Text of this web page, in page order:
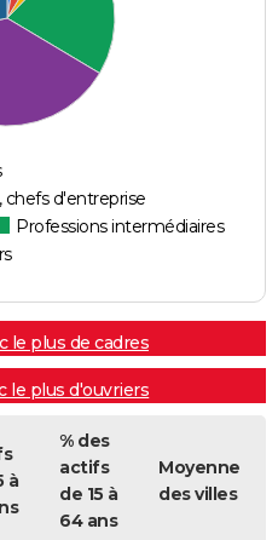
d'entreprise
Professions intermédiaires
le plus de cadres
le plus d'ouvriers
à
% des
actifs
de 15 à
64 ans
Moyenne
des villes